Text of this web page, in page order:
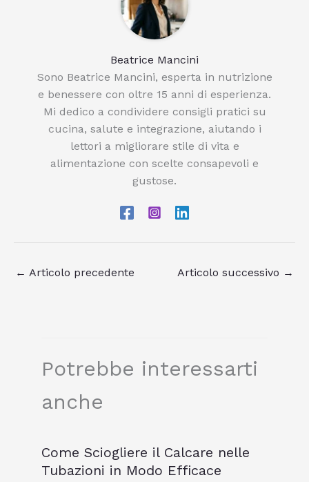
Beatrice Mancini
Sono Beatrice Mancini, esperta in nutrizione
e benessere con oltre 15 anni di esperienza.
Mi dedico a condividere consigli pratici su
cucina, salute e integrazione, aiutando i
lettori a migliorare stile di vita e
alimentazione con scelte consapevoli e
gustose.
← Articolo precedente Articolo successivo →
Potrebbe interessarti
anche
Come Sciogliere il Calcare nelle
Tubazioni in Modo Efficace